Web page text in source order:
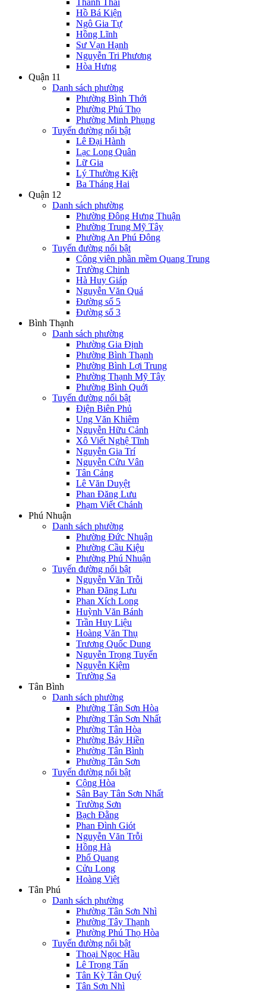
Thành Thái
Hồ Bá Kiện
Ngô Gia Tự
Hồng Lĩnh
Sư Vạn Hạnh
Nguyễn Tri Phương
Hòa Hưng
Quận 11
Danh sách phường
Phường Bình Thới
Phường Phú Thọ
Phường Minh Phụng
Tuyến đường nổi bật
Lê Đại Hành
Lạc Long Quân
Lữ Gia
Lý Thường Kiệt
Ba Tháng Hai
Quận 12
Danh sách phường
Phường Đông Hưng Thuận
Phường Trung Mỹ Tây
Phường An Phú Đông
Tuyến đường nổi bật
Công viên phần mềm Quang Trung
Trường Chinh
Hà Huy Giáp
Nguyễn Văn Quá
Đường số 5
Đường số 3
Bình Thạnh
Danh sách phường
Phường Gia Định
Phường Bình Thạnh
Phường Bình Lợi Trung
Phường Thạnh Mỹ Tây
Phường Bình Quới
Tuyến đường nổi bật
Điện Biên Phủ
Ung Văn Khiêm
Nguyễn Hữu Cảnh
Xô Viết Nghệ Tĩnh
Nguyễn Gia Trí
Nguyễn Cửu Vân
Tân Cảng
Lê Văn Duyệt
Phan Đăng Lưu
Phạm Viết Chánh
Phú Nhuận
Danh sách phường
Phường Đức Nhuận
Phường Cầu Kiệu
Phường Phú Nhuận
Tuyến đường nổi bật
Nguyễn Văn Trỗi
Phan Đăng Lưu
Phan Xích Long
Huỳnh Văn Bánh
Trần Huy Liệu
Hoàng Văn Thụ
Trương Quốc Dung
Nguyễn Trọng Tuyển
Nguyễn Kiệm
Trường Sa
Tân Bình
Danh sách phường
Phường Tân Sơn Hòa
Phường Tân Sơn Nhất
Phường Tân Hòa
Phường Bảy Hiền
Phường Tân Bình
Phường Tân Sơn
Tuyến đường nổi bật
Cộng Hòa
Sân Bay Tân Sơn Nhất
Trường Sơn
Bạch Đằng
Phan Đình Giót
Nguyễn Văn Trỗi
Hồng Hà
Phổ Quang
Cửu Long
Hoàng Việt
Tân Phú
Danh sách phường
Phường Tân Sơn Nhì
Phường Tây Thạnh
Phường Phú Thọ Hòa
Tuyến đường nổi bật
Thoại Ngọc Hầu
Lê Trọng Tấn
Tân Kỳ Tân Quý
Tân Sơn Nhì